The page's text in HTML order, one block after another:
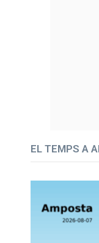
EL TEMPS A